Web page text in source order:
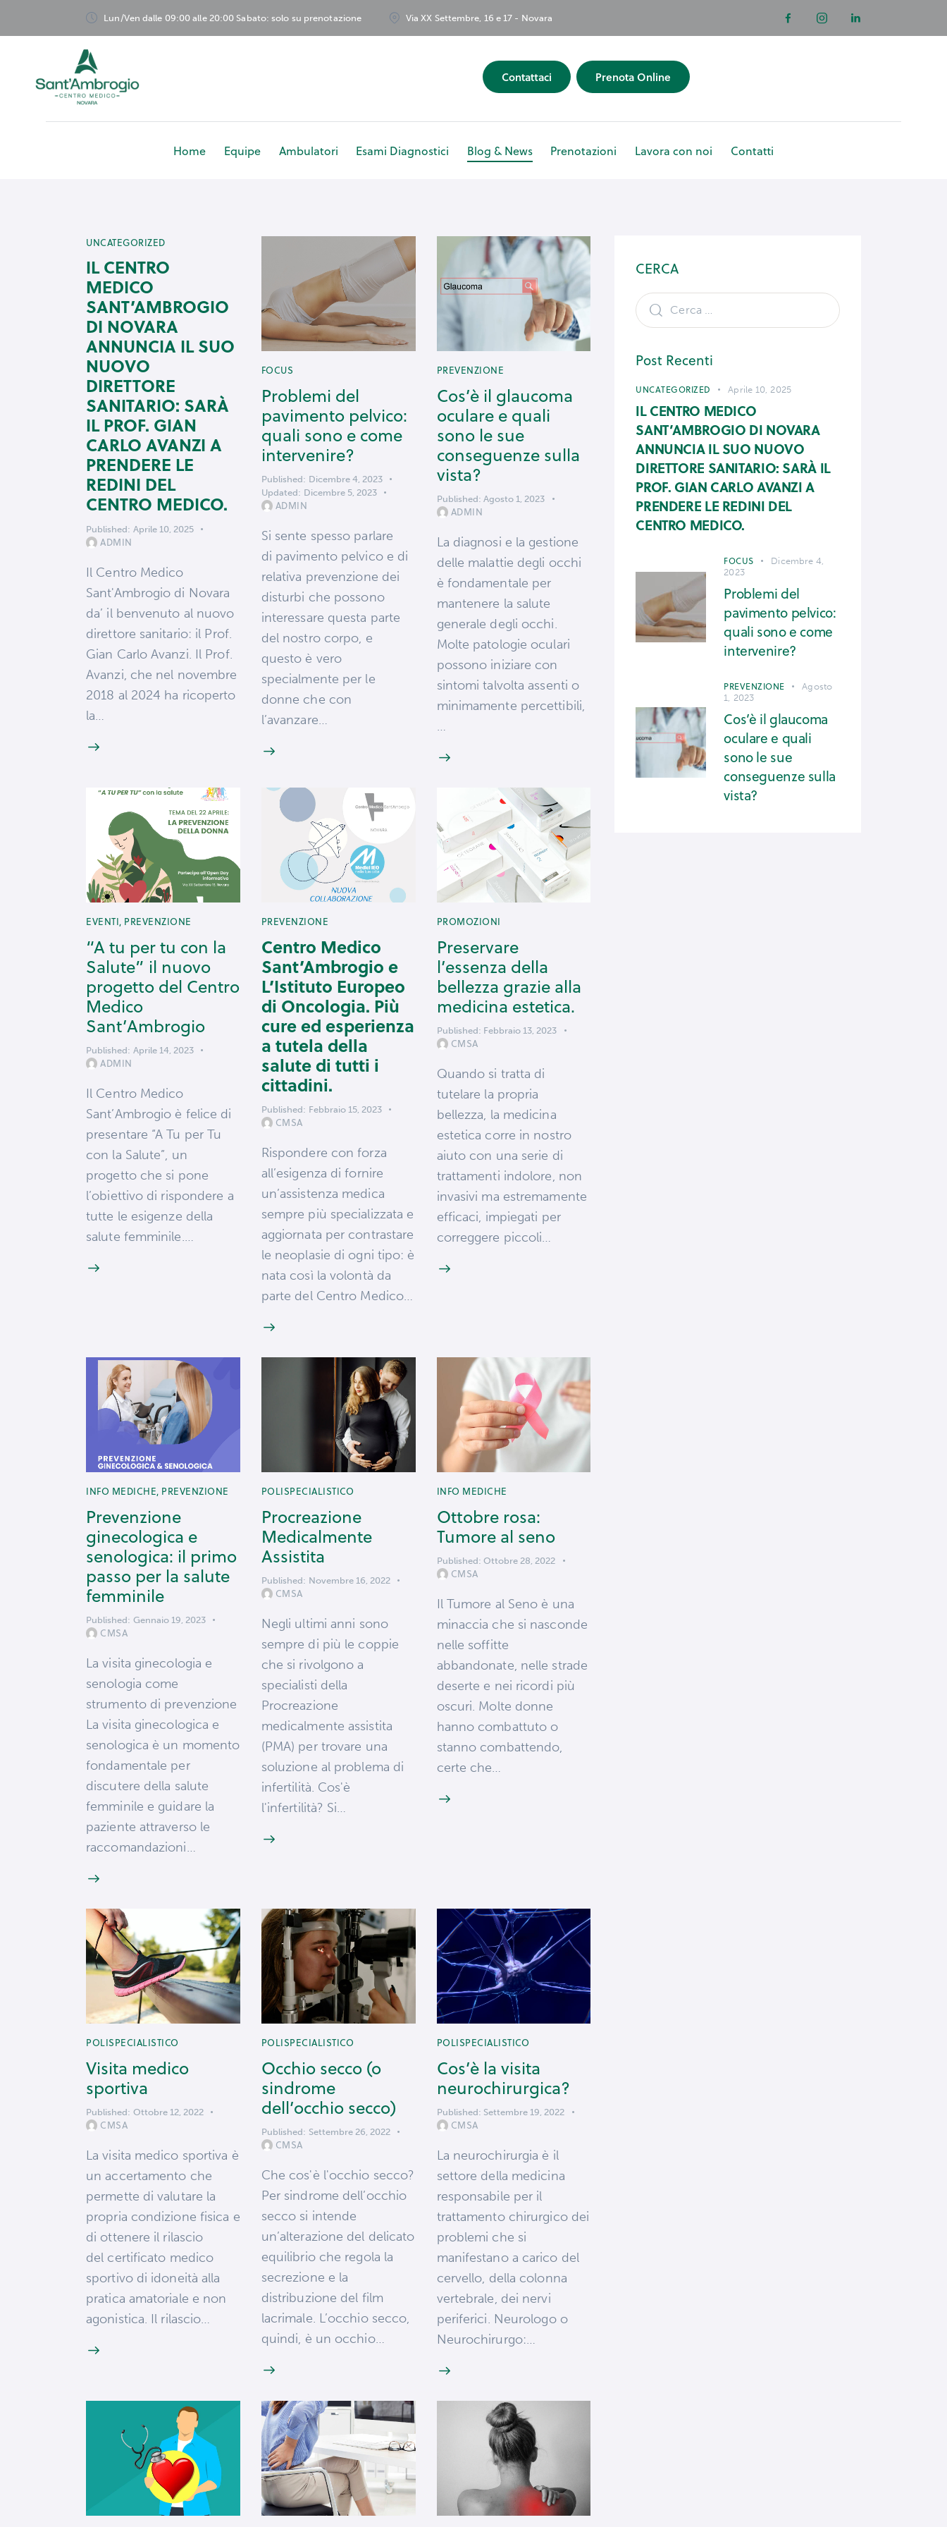
Lun/Ven dalle 09:00 alle 20:00 Sabato: solo su prenotazione Via XX Settembre, 16 e 17 - Novara
Contattaci Prenota Online
Home Equipe Ambulatori Esami Diagnostici Blog & News Prenotazioni Lavora con noi Contatti
UNCATEGORIZED
IL CENTRO
MEDICO
SANT’AMBROGIO
DI NOVARA
ANNUNCIA IL SUO
NUOVO
DIRETTORE
SANITARIO: SARÀ
IL PROF. GIAN
CARLO AVANZI A
PRENDERE LE
REDINI DEL
CENTRO MEDICO.
Published: Aprile 10, 2025
ADMIN
Il Centro Medico
Sant'Ambrogio di Novara
da’ il benvenuto al nuovo
direttore sanitario: il Prof.
Gian Carlo Avanzi. Il Prof.
Avanzi, che nel novembre
2018 al 2024 ha ricoperto
la…
FOCUS
Problemi del
pavimento pelvico:
quali sono e come
intervenire?
Published: Dicembre 4, 2023
Updated: Dicembre 5, 2023
ADMIN
Si sente spesso parlare
di pavimento pelvico e di
relativa prevenzione dei
disturbi che possono
interessare questa parte
del nostro corpo, e
questo è vero
specialmente per le
donne che con
l’avanzare…
PREVENZIONE
Cos’è il glaucoma
oculare e quali
sono le sue
conseguenze sulla
vista?
Published: Agosto 1, 2023
ADMIN
La diagnosi e la gestione
delle malattie degli occhi
è fondamentale per
mantenere la salute
generale degli occhi.
Molte patologie oculari
possono iniziare con
sintomi talvolta assenti o
minimamente percettibili,
…
EVENTI, PREVENZIONE
“A tu per tu con la
Salute” il nuovo
progetto del Centro
Medico
Sant’Ambrogio
Published: Aprile 14, 2023
ADMIN
Il Centro Medico
Sant’Ambrogio è felice di
presentare “A Tu per Tu
con la Salute”, un
progetto che si pone
l’obiettivo di rispondere a
tutte le esigenze della
salute femminile.…
PREVENZIONE
Centro Medico
Sant’Ambrogio e
L’Istituto Europeo
di Oncologia. Più
cure ed esperienza
a tutela della
salute di tutti i
cittadini.
Published: Febbraio 15, 2023
CMSA
Rispondere con forza
all’esigenza di fornire
un’assistenza medica
sempre più specializzata e
aggiornata per contrastare
le neoplasie di ogni tipo: è
nata così la volontà da
parte del Centro Medico…
PROMOZIONI
Preservare
l’essenza della
bellezza grazie alla
medicina estetica.
Published: Febbraio 13, 2023
CMSA
Quando si tratta di
tutelare la propria
bellezza, la medicina
estetica corre in nostro
aiuto con una serie di
trattamenti indolore, non
invasivi ma estremamente
efficaci, impiegati per
correggere piccoli…
INFO MEDICHE, PREVENZIONE
Prevenzione
ginecologica e
senologica: il primo
passo per la salute
femminile
Published: Gennaio 19, 2023
CMSA
La visita ginecologia e
senologia come
strumento di prevenzione
La visita ginecologica e
senologica è un momento
fondamentale per
discutere della salute
femminile e guidare la
paziente attraverso le
raccomandazioni…
POLISPECIALISTICO
Procreazione
Medicalmente
Assistita
Published: Novembre 16, 2022
CMSA
Negli ultimi anni sono
sempre di più le coppie
che si rivolgono a
specialisti della
Procreazione
medicalmente assistita
(PMA) per trovare una
soluzione al problema di
infertilità. Cos'è
l'infertilità? Si…
INFO MEDICHE
Ottobre rosa:
Tumore al seno
Published: Ottobre 28, 2022
CMSA
Il Tumore al Seno è una
minaccia che si nasconde
nelle soffitte
abbandonate, nelle strade
deserte e nei ricordi più
oscuri. Molte donne
hanno combattuto o
stanno combattendo,
certe che…
POLISPECIALISTICO
Visita medico
sportiva
Published: Ottobre 12, 2022
CMSA
La visita medico sportiva è
un accertamento che
permette di valutare la
propria condizione fisica e
di ottenere il rilascio
del certificato medico
sportivo di idoneità alla
pratica amatoriale e non
agonistica. Il rilascio…
POLISPECIALISTICO
Occhio secco (o
sindrome
dell’occhio secco)
Published: Settembre 26, 2022
CMSA
Che cos'è l'occhio secco?
Per sindrome dell’occhio
secco si intende
un’alterazione del delicato
equilibrio che regola la
secrezione e la
distribuzione del film
lacrimale. L’occhio secco,
quindi, è un occhio…
POLISPECIALISTICO
Cos’è la visita
neurochirurgica?​
Published: Settembre 19, 2022
CMSA
La neurochirurgia è il
settore della medicina
responsabile per il
trattamento chirurgico dei
problemi che si
manifestano a carico del
cervello, della colonna
vertebrale, dei nervi
periferici. Neurologo o
Neurochirurgo:…
CERCA
Post Recenti
UNCATEGORIZED Aprile 10, 2025
IL CENTRO MEDICO
SANT’AMBROGIO DI NOVARA
ANNUNCIA IL SUO NUOVO
DIRETTORE SANITARIO: SARÀ IL
PROF. GIAN CARLO AVANZI A
PRENDERE LE REDINI DEL
CENTRO MEDICO.
FOCUS
Dicembre 4,
2023
Problemi del
pavimento pelvico:
quali sono e come
intervenire?
PREVENZIONE
Agosto
1, 2023
Cos’è il glaucoma
oculare e quali
sono le sue
conseguenze sulla
vista?